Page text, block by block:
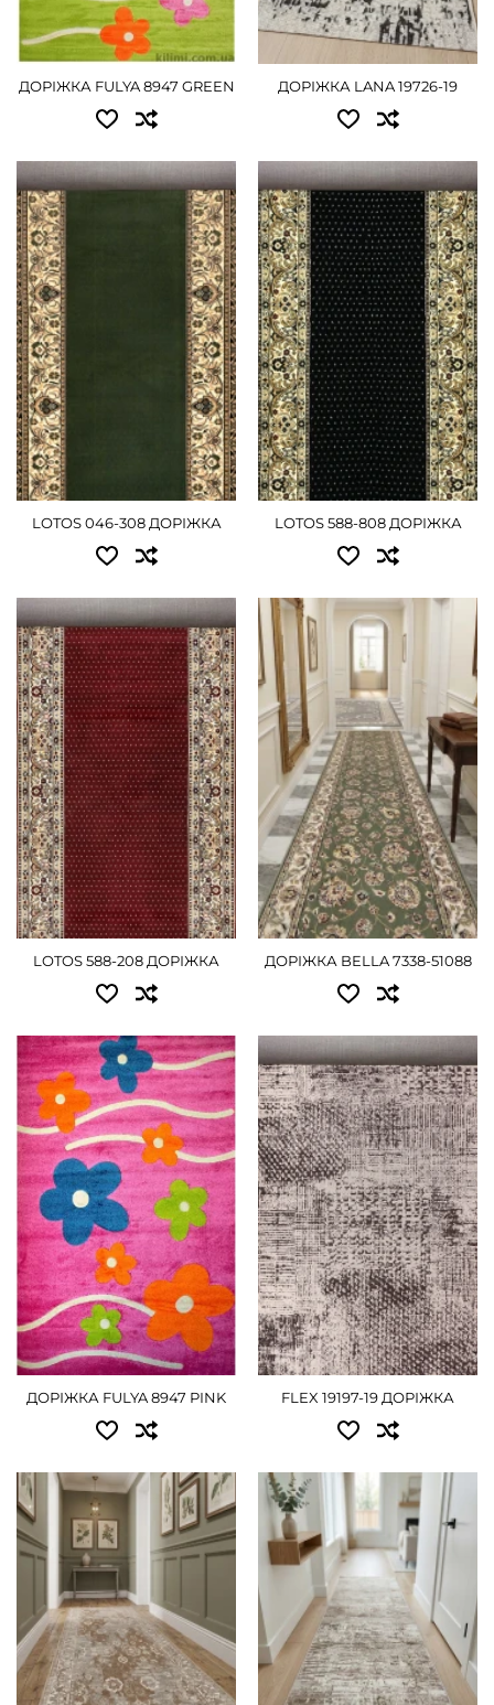
ДОРІЖКА FULYA 8947 GREEN
1.20 - 990 грн
2.00 - 1620 грн
ДОРІЖКА LANA 19726-19
Доступні розміри:
0.60x25.00 - 10125 грн
0.80x25.00 - 13500 грн
1.00x25.00 - 16875 грн
1.20x25.00 - 20250 грн
1.50x25.00 - 25200 грн
2.00x25.00 - 33750 грн
2.50x25.00 - 42165 грн
3.00x25.00 - 50625 грн
LOTOS 046-308 ДОРІЖКА
Доступні розміри:
0.80x25.00 - 13500 грн
1.00x25.00 - 16875 грн
1.20x25.00 - 20250 грн
1.50x25.00 - 25200 грн
2.00x25.00 - 33750 грн
3.00x25.00 - 50625 грн
ДЕТАЛЬНІШЕ
LOTOS 588-808 ДОРІЖКА
Доступні розміри:
0.80x25.00 - 13500 грн
1.00x25.00 - 16875 грн
1.20x25.00 - 20250 грн
1.50x25.00 - 25200 грн
1.80x25.00 - 30375 грн
2.00x25.00 - 33750 грн
3.00x25.00 - 50625 грн
ДЕТАЛЬНІШЕ
LOTOS 588-208 ДОРІЖКА
Доступні розміри:
0.80 - 2430 грн
1.00 - 3060 грн
ДЕТАЛЬНІШЕ
ДОРІЖКА BELLA 7338-51088
Доступні розміри:
0.80 - 945 грн
1.00 - 1170 грн
ДЕТАЛЬНІШЕ
ДОРІЖКА FULYA 8947 PINK
Доступні розміри:
0.67x20.00 - 7560 грн
0.80x20.00 - 9000 грн
1.00x20.00 - 11250 грн
1.20x20.00 - 13500 грн
1.50x20.00 - 16875 грн
2.00x20.00 - 22500 грн
ДЕТАЛЬНІШЕ
FLEX 19197-19 ДОРІЖКА
Доступні розміри:
0.80 - 990 грн
1.00 - 1260 грн
1.20 - 1485 грн
1.50 - 1845 грн
Доступні розміри:
0.80 - 765 грн
1.00 - 945 грн
1.20 - 1080 грн
1.50 - 1350 грн